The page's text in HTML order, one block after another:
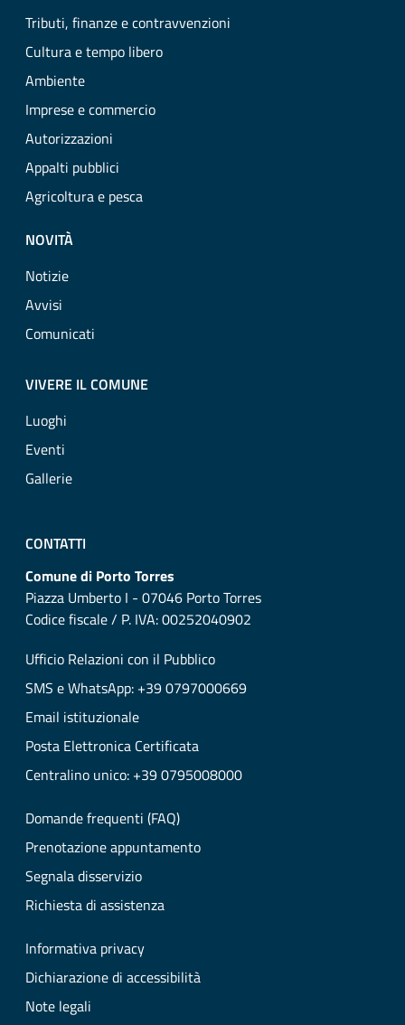
Tributi, finanze e contravvenzioni
Cultura e tempo libero
Ambiente
Imprese e commercio
Autorizzazioni
Appalti pubblici
Agricoltura e pesca
NOVITÀ
Notizie
Avvisi
Comunicati
VIVERE IL COMUNE
Luoghi
Eventi
Gallerie
CONTATTI
Comune di Porto Torres
Piazza Umberto I - 07046 Porto Torres
Codice fiscale / P. IVA: 00252040902
Ufficio Relazioni con il Pubblico
SMS e WhatsApp: +39 0797000669
Email istituzionale
Posta Elettronica Certificata
Centralino unico: +39 0795008000
Domande frequenti (FAQ)
Prenotazione appuntamento
Segnala disservizio
Richiesta di assistenza
Informativa privacy
Dichiarazione di accessibilità
Note legali